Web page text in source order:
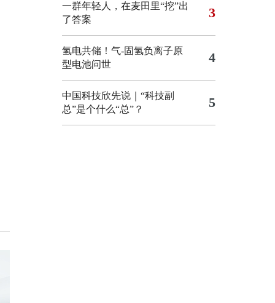
一群年轻人，在麦田里“挖”出
了答案
3
氢电共储！气-固氢负离子原
型电池问世
4
中国科技欣先说｜“科技副
总”是个什么“总”？
5